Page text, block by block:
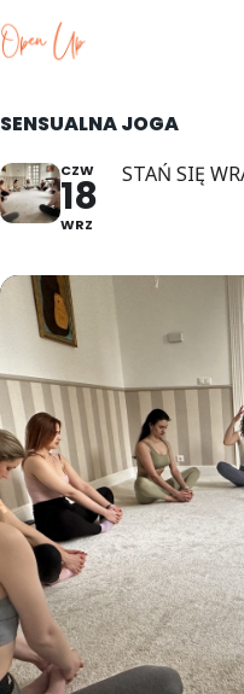
to
content
SENSUALNA JOGA
CZW
18
WRZ
STAŃ SIĘ